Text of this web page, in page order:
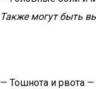
Также могут быть
— Тошнота и рвота